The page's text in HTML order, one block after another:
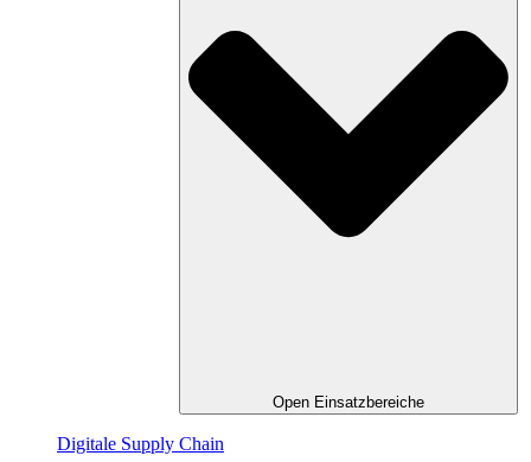
Open Einsatzbereiche
Digitale Supply Chain